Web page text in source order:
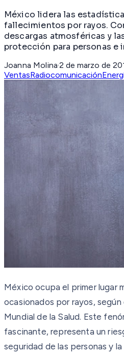
México lidera las
fallecimientos por rayos.
descargas atmosféricas y
protección para personas e
Joanna Molina·2 de marzo de
VentasRadiocomunicación
México ocupa el primer lugar
ocasionados por rayos,
Mundial de la Salud. Este
fascinante, representa un
seguridad de las personas y